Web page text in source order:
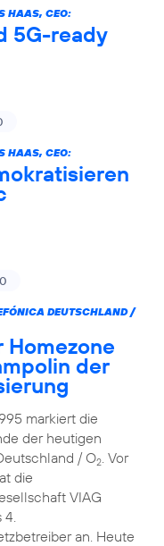
HAAS, CEO:
5G-ready
HAAS, CEO:
DEUTSCHLAND /
Homezone
der
markiert die
der heutigen
/ O2. Vor
die
VIAG
4.
an. Heute